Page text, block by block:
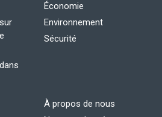
Économie
Environnement
Sécurité
À propos de nous